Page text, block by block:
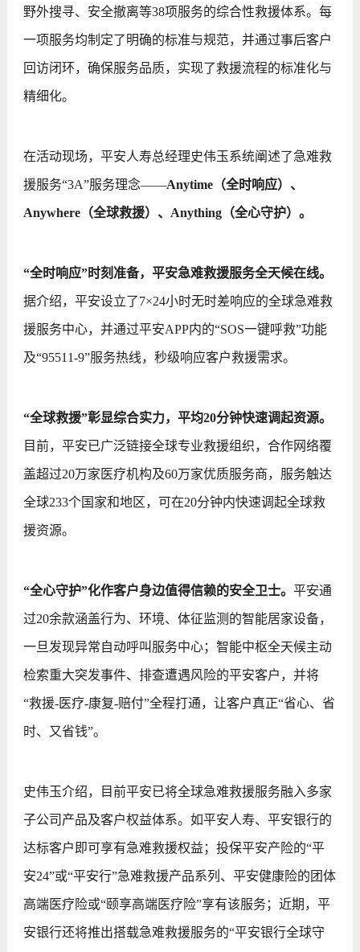
野外搜寻、安全撤离等38项服务的综合性救援体系。每
一项服务均制定了明确的标准与规范，并通过事后客户
回访闭环，确保服务品质，实现了救援流程的标准化与
精细化。
在活动现场，平安人寿总经理史伟玉系统阐述了急难救
援服务“3A”服务理念——Anytime（全时响应）、
Anywhere（全球救援）、Anything（全心守护）。
“全时响应”时刻准备，平安急难救援服务全天候在线。
据介绍，平安设立了7×24小时无时差响应的全球急难救
援服务中心，并通过平安APP内的“SOS一键呼救”功能
及“95511-9”服务热线，秒级响应客户救援需求。
“全球救援”彰显综合实力，平均20分钟快速调起资源。
目前，平安已广泛链接全球专业救援组织，合作网络覆
盖超过20万家医疗机构及60万家优质服务商，服务触达
全球233个国家和地区，可在20分钟内快速调起全球救
援资源。
“全心守护”化作客户身边值得信赖的安全卫士。 平安通
过20余款涵盖行为、环境、体征监测的智能居家设备，
一旦发现异常自动呼叫服务中心；智能中枢全天候主动
检索重大突发事件、排查遭遇风险的平安客户，并将
“救援-医疗-康复-赔付”全程打通，让客户真正“省心、省
时、又省钱”。
史伟玉介绍，目前平安已将全球急难救援服务融入多家
子公司产品及客户权益体系。如平安人寿、平安银行的
达标客户即可享有急难救援权益；投保平安产险的“平
安24”或“平安行”急难救援产品系列、平安健康险的团体
高端医疗险或“颐享高端医疗险”享有该服务；近期，平
安银行还将推出搭载急难救援服务的“平安银行全球守